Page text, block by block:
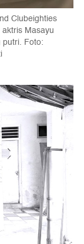
Clubeighties
Masayu
Foto: